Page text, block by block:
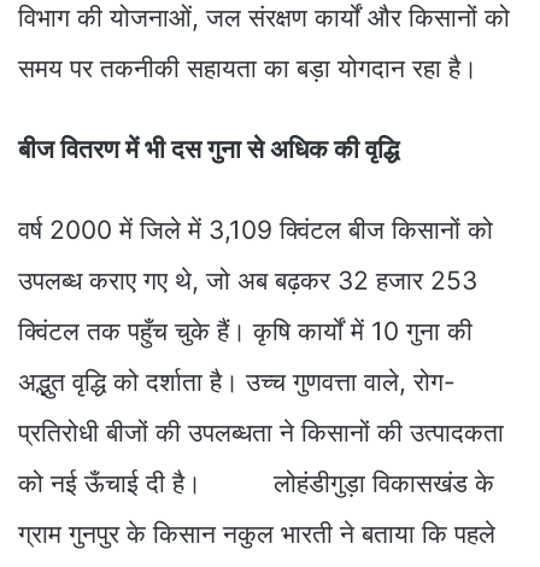
विभाग की योजनाओं, जल संरक्षण कार्यों और किसानों को
समय पर तकनीकी सहायता का बड़ा योगदान रहा है।
बीज वितरण में भी दस गुना से अधिक की वृद्धि
वर्ष 2000 में जिले में 3,109 क्विंटल बीज किसानों को
उपलब्ध कराए गए थे, जो अब बढ़कर 32 हजार 253
क्विंटल तक पहुँच चुके हैं। कृषि कार्यों में 10 गुना की
अद्भुत वृद्धि को दर्शाता है। उच्च गुणवत्ता वाले, रोग-
प्रतिरोधी बीजों की उपलब्धता ने किसानों की उत्पादकता
को नई ऊँचाई दी है। लोहंडीगुड़ा विकासखंड के
ग्राम गुनपुर के किसान नकुल भारती ने बताया कि पहले